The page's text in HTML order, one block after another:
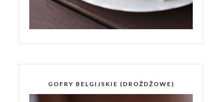
GOFRY BELGIJSKIE (DROŻDŻOWE)